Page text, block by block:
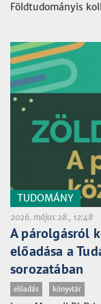
Földtudományis
TUDOMÁNY
2026. május 28., 12:48
A párolgásról
előadása a
sorozatában
előadás könyvtár